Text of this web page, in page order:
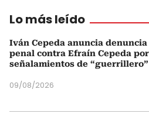
Lo más leído
Iván Cepeda anuncia denuncia
penal contra Efraín Cepeda por
señalamientos de “guerrillero”
09/08/2026